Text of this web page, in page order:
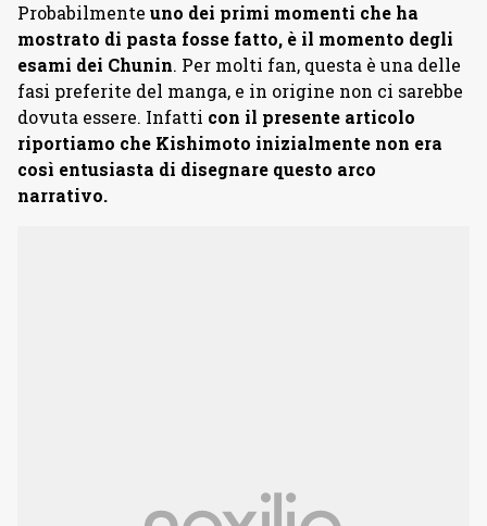
Probabilmente uno dei primi momenti che ha
mostrato di pasta fosse fatto, è il momento degli
esami dei Chunin. Per molti fan, questa è una delle
fasi preferite del manga, e in origine non ci sarebbe
dovuta essere. Infatti con il presente articolo
riportiamo che Kishimoto inizialmente non era
così entusiasta di disegnare questo arco
narrativo.